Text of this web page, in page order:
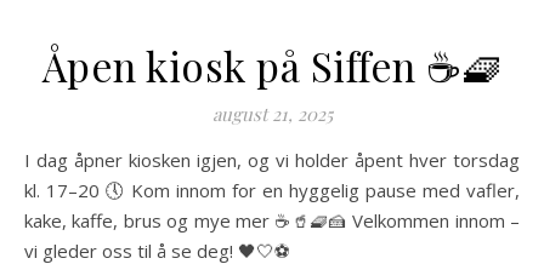
Åpen kiosk på Siffen ☕️🧇
august 21, 2025
I dag åpner kiosken igjen, og vi holder åpent hver torsdag
kl. 17–20 🕔 Kom innom for en hyggelig pause med vafler,
kake, kaffe, brus og mye mer ☕🥤🧇🍰 Velkommen innom –
vi gleder oss til å se deg! 🖤🤍⚽️